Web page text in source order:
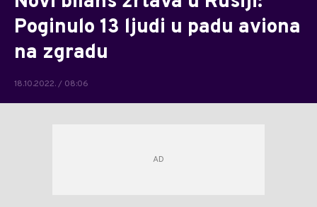
Poginulo 13 ljudi u padu aviona
na zgradu
18.10.2022. / 08:06